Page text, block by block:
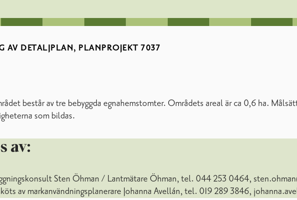
AV DETALJPLAN, PLANPROJEKT 7037
består av tre bebyggda egnahemstomter. Områdets areal är ca 0,6 ha.
som bildas.
av:
Sten Öhman / Lantmätare Öhman, tel. 044 253 0464,
av markanvändningsplanerare Johanna Avellán, tel. 019 289 3846,